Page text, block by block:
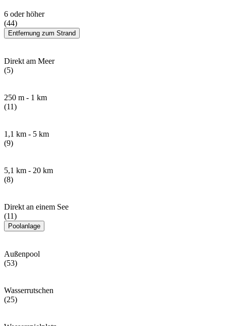
6 oder höher
(44)
Entfernung zum Strand
Direkt am Meer
(5)
250 m - 1 km
(11)
1,1 km - 5 km
(9)
5,1 km - 20 km
(8)
Direkt an einem See
(11)
Poolanlage
Außenpool
(53)
Wasserrutschen
(25)